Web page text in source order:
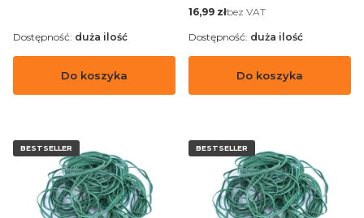
Do koszyka
Dostępność: duża ilość
Cena
16,99 złbez VAT
Do koszyka
Dostępność: duża ilość
BESTSELLER BESTSELLER